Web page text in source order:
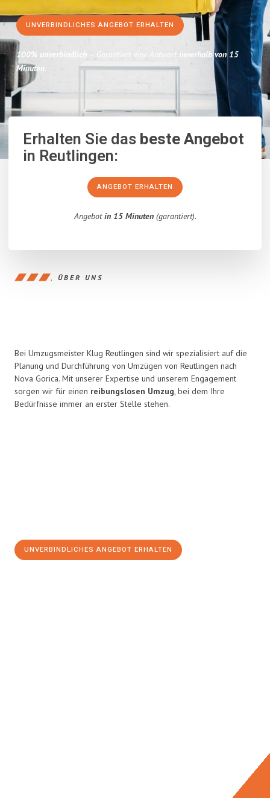
UNVERBINDLICHES ANGEBOT ERHALTEN
100% unverbindlich – Garantiert eine Antwort innerhalb von 15
Minuten.
Erhalten Sie dasbeste Angebot
in Reutlingen:
ANGEBOT ERHALTEN
Angebotin 15 Minuten(garantiert).
ÜBER UNS
Bei Umzugsmeister Klug Reutlingen sind wir spezialisiert auf die
Planung und Durchführung von Umzügen von Reutlingen nach
Nova Gorica. Mit unserer Expertise und unserem Engagement
sorgen wir für einen reibungslosen Umzug, bei dem Ihre
Bedürfnisse immer an erster Stelle stehen.
UNVERBINDLICHES ANGEBOT ERHALTEN